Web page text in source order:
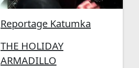
Reportage Katumka
THE HOLIDAY
ARMADILLO